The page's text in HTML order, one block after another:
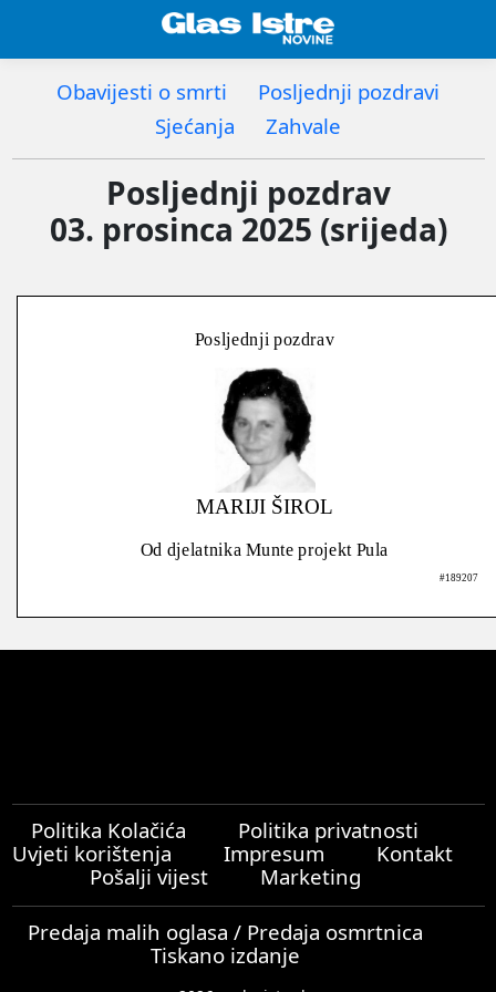
Obavijesti o smrti
Posljednji pozdravi
Sjećanja
Zahvale
Posljednji pozdrav
03. prosinca 2025 (srijeda)
Posljednji pozdrav
MARIJI ŠIROL
Od djelatnika Munte projekt Pula
#189207
Politika Kolačića
Politika privatnosti
Uvjeti korištenja
Impresum
Kontakt
Pošalji vijest
Marketing
Predaja malih oglasa / Predaja osmrtnica
Tiskano izdanje